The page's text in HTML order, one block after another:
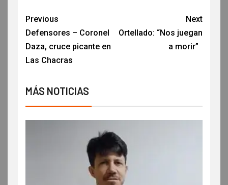
Previous
Defensores – Coronel
Daza, cruce picante en
Las Chacras
Next
Ortellado: “Nos juegan
a morir”
MÁS NOTICIAS